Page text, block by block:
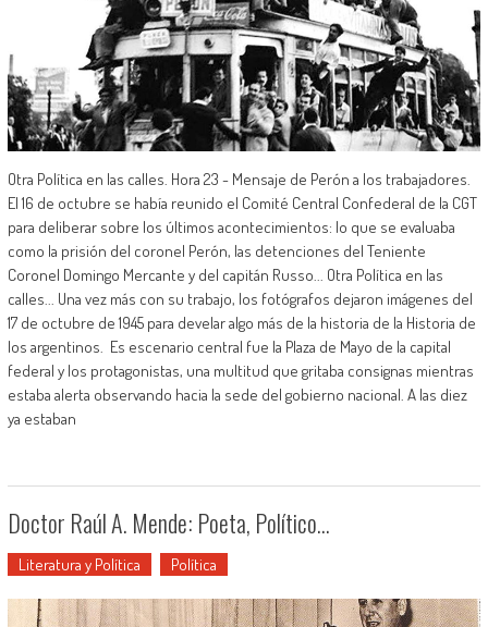
Otra Política en las calles. Hora 23 - Mensaje de Perón a los trabajadores.
El 16 de octubre se había reunido el Comité Central Confederal de la CGT
para deliberar sobre los últimos acontecimientos: lo que se evaluaba
como la prisión del coronel Perón, las detenciones del Teniente
Coronel Domingo Mercante y del capitán Russo... Otra Política en las
calles... Una vez más con su trabajo, los fotógrafos dejaron imágenes del
17 de octubre de 1945 para develar algo más de la historia de la Historia de
los argentinos. Es escenario central fue la Plaza de Mayo de la capital
federal y los protagonistas, una multitud que gritaba consignas mientras
estaba alerta observando hacia la sede del gobierno nacional. A las diez
ya estaban
Doctor Raúl A. Mende: Poeta, Político…
Literatura y Política Política